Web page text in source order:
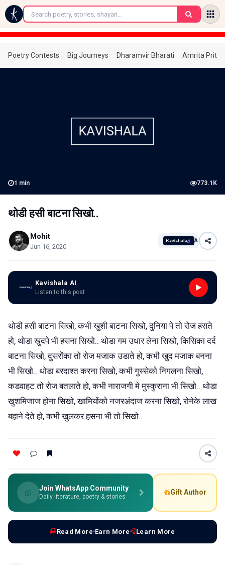
←
Poetry Contests Big Journeys Dharamvir Bharati Amrita
1 min 773.1K
थोडी हसी बाटना सिखो..
Mohit
Jun 16, 2020
AI
Kavishala AI
Listen to this post
थोडी हसी बाटना सिखो, कभी खुशी बाटना सिखो, दुनिया पे तो रोज हसते
हो, थोडा खुदपे भी हसना सिखो.. थोडा गम उधार लेना सिखो, किसिका दर्द
बाटना सिखो, दुसरोंका तो रोज मजाक उडाते हो, कभी खुद मजाक बनना
भी सिखो.. थोडा बरदाश्त करना सिखो, कभी गुस्सेको निगलना सिखो,
कडवाहट तो रोज बतलाते हो, कभी नाराजगी मे मुस्कुराना भी सिखो.. थोडा
खुशमिजाज होना सिखो, खामियोंको नजरअंदाज करना सिखो, रोनेके लाख
बहाने देते हो, कभी खुलकर हसना भी तो सिखो..
Join WhatsApp Community
Daily literature, poetry & stories
Gift Author
Read More Earn More Learn More